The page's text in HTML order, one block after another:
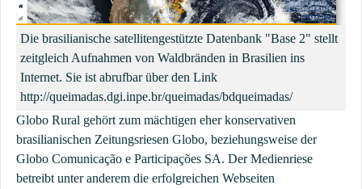
Die brasilianische satellitengestützte Datenbank "Base 2" stellt
zeitgleich Aufnahmen von Waldbränden in Brasilien ins
Internet. Sie ist abrufbar über den Link
http://queimadas.dgi.inpe.br/queimadas/bdqueimadas/
Globo Rural gehört zum mächtigen eher konservativen
brasilianischen Zeitungsriesen Globo, beziehungsweise der
Globo Comunicação e Participações SA. Der Medienriese
betreibt unter anderem die erfolgreichen Webseiten